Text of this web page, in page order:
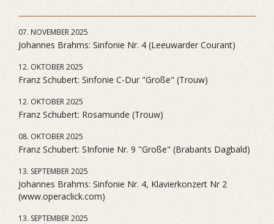
07. NOVEMBER 2025
Johannes Brahms: Sinfonie Nr. 4 (Leeuwarder Courant)
12. OKTOBER 2025
Franz Schubert: Sinfonie C-Dur "Große" (Trouw)
12. OKTOBER 2025
Franz Schubert: Rosamunde (Trouw)
08. OKTOBER 2025
Franz Schubert: SInfonie Nr. 9 "Große" (Brabants Dagbald)
13. SEPTEMBER 2025
Johannes Brahms: Sinfonie Nr. 4, Klavierkonzert Nr 2
(www.operaclick.com)
13. SEPTEMBER 2025